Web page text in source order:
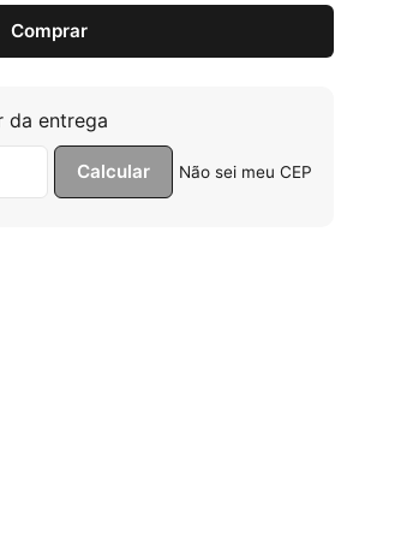
CCB07FB 7.500 Btus Frio Monofásico
Comprar
da entrega
Não sei meu CEP